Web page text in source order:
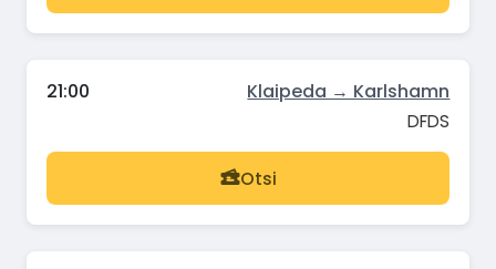
21:00 Klaipeda → Karlshamn
DFDS
Otsi